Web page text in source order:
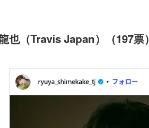
也（Travis Japan）（197票）